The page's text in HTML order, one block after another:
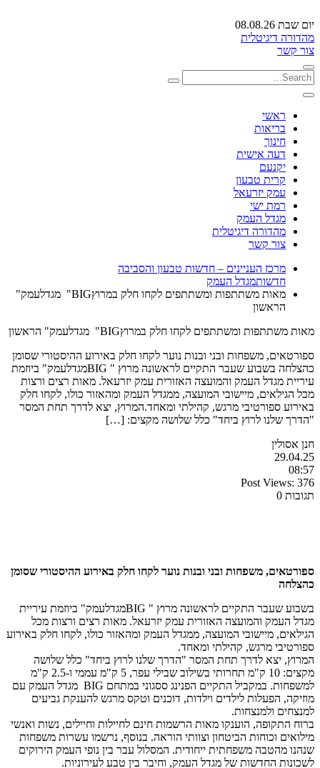
יום שבת 08.08.26
מהדורה דיגיטלית
צור קשר
ראשי
בריאות
חינוך
דעה אישית
יקנעם
קרית טבעון
עמק יזרעאל
רמת ישי
מגדל העמק
מהדורה דיגיטלית
צור קשר
מרכז העניינים – חדשות טבעון והסביבה
חדשותמגדל העמק
מאות משתתפות ומשתתפים לקחו חלק במרוץBIG" מגדלעמק"
הראשון
מאות משתתפות ומשתתפים לקחו חלק במרוץBIG" מגדלעמק" הראשון
ספורטאים, משפחות ובני ובנות נוער לקחו חלק באירוע ההיסטורי שסומן
כהצלחה בשבוע שעבר התקיים לראשונה מרוץ " BIGמגדלעמק" ביוזמת
עיריית מגדל העמק והמועצה האזורית עמק יזרעאל. מאות רצים ורצות
מכל הגילאים, מיישובי המועצה, ממגדל העמק ומהאזור כולו, לקחו חלק
באירוע ספורטיבי מרגש, קהילתי ומאחד.המרוץ, יצא לדרך תחת המסר
"הדרך שלנו לרוץ ביחד" כלל שלושה מקצים: […]
חנן אסולין
29.04.25
08:57
Post Views: 376
תגובות 0
ספורטאים, משפחות ובני ובנות נוער לקחו חלק באירוע ההיסטורי שסומן
כהצלחה
בשבוע שעבר התקיים לראשונה מרוץ " BIGמגדלעמק" ביוזמת עיריית
מגדל העמק והמועצה האזורית עמק יזרעאל. מאות רצים ורצות מכל
הגילאים, מיישובי המועצה, ממגדל העמק ומהאזור כולו, לקחו חלק באירוע
ספורטיבי מרגש, קהילתי ומאחד.
המרוץ, יצא לדרך תחת המסר "הדרך שלנו לרוץ ביחד" כלל שלושה
מקצים: 10 ק"מ תחרותי בשילוב שבילי עפר, 5 ק"מ עממי ו-2.5 ק"מ
למשפחות. במקביל התקיים הפנינג ססגוני במתחם BIG מגדל העמק עם
מוזיקה, הפעלות לילדים וילדות, דוכנים וטקס מרגש להענקת גביעים
למנצחים ולמנצחות.
ברוח התקופה, הוענקו מאות הרשמות חינם לחיילות וחיילים, נשות ואנשי
מילואים וכוחות הביטחון וצוותי הוראה. בנוסף, נרשמו עשרות משפחות
שנהנו מהטבה משפחתית ייחודית. המסלול עבר בין נופי העמק הירוקים
לשכונות החדשות של מגדל העמק, וחיבר בין טבע לעירוניות.